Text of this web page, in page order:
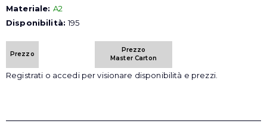
Materiale: A2
Disponibilità:195
Prezzo
Prezzo
Master Carton
Registrati o accedi per visionare disponibilità e prezzi.